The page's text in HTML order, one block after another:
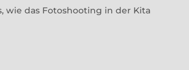
wie das Fotoshooting in der Kita